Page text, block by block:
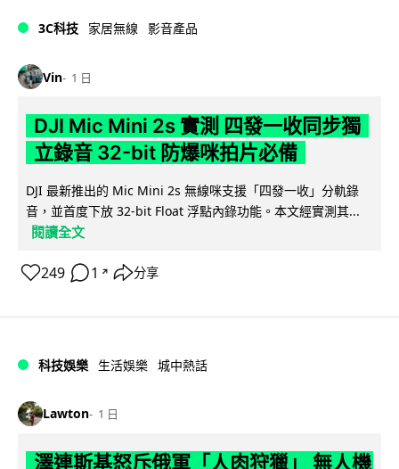
3C科技 家居無線 影音產品
Vin 1 日
DJI Mic Mini 2s 實測 四發一收同步獨
立錄音 32-bit 防爆咪拍片必備
DJI 最新推出的 Mic Mini 2s 無線咪支援「四發一收」分軌錄
音，並首度下放 32-bit Float 浮點內錄功能。本文經實測其...
閱讀全文
249 1 ↗ 分享
科技娛樂 生活娛樂 城中熱話
Lawton 1 日
澤連斯基怒斥俄軍「人肉狩獵」 無人機